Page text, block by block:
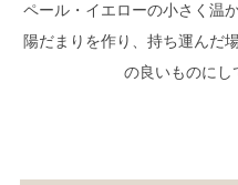
ペール・イエローの小さく温
陽だまりを作り、持ち運んだ
の良いものにし